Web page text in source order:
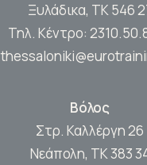
Ξυλάδικα, ΤΚ 546
Τηλ. Κέντρο:
Βόλος
Στρ. Καλλέργη 26
Νεάπολη, ΤΚ 383